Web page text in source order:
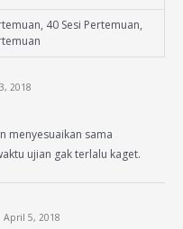
40 Sesi Pertemuan,
2018
menyesuaikan sama
ujian gak terlalu kaget.
April 5, 2018